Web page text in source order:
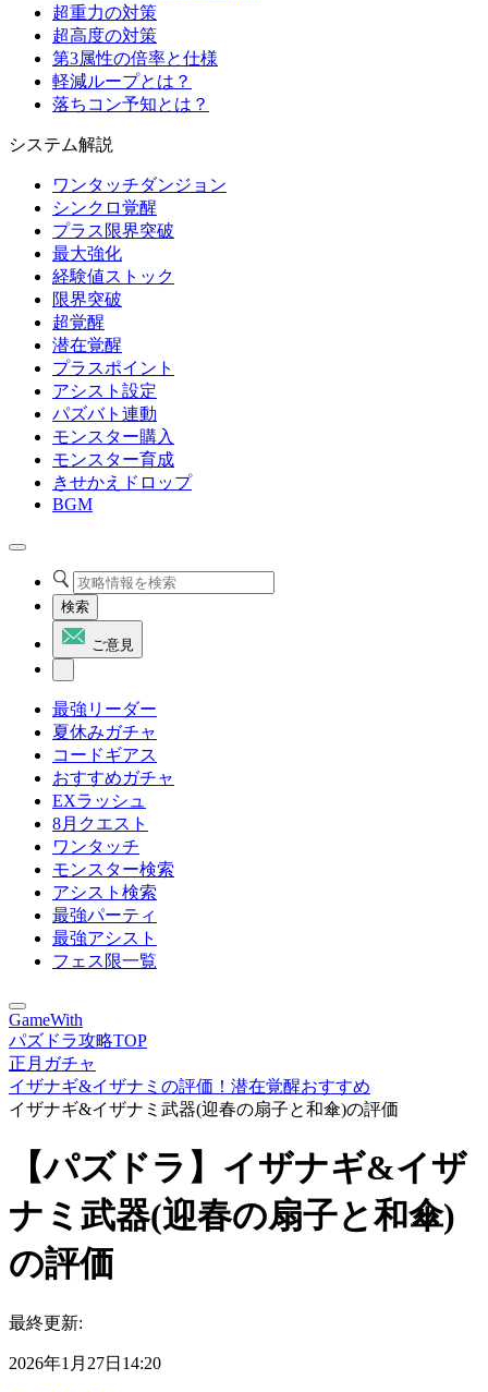
超重力の対策
超高度の対策
第3属性の倍率と仕様
軽減ループとは？
落ちコン予知とは？
システム解説
ワンタッチダンジョン
シンクロ覚醒
プラス限界突破
最大強化
経験値ストック
限界突破
超覚醒
潜在覚醒
プラスポイント
アシスト設定
パズバト連動
モンスター購入
モンスター育成
きせかえドロップ
BGM
検索
ご意見
最強リーダー
夏休みガチャ
コードギアス
おすすめガチャ
EXラッシュ
8月クエスト
ワンタッチ
モンスター検索
アシスト検索
最強パーティ
最強アシスト
フェス限一覧
GameWith
パズドラ攻略TOP
正月ガチャ
イザナギ&イザナミの評価！潜在覚醒おすすめ
イザナギ&イザナミ武器(迎春の扇子と和傘)の評価
【パズドラ】イザナギ&イザ
ナミ武器(迎春の扇子と和傘)
の評価
最終更新:
2026年1月27日14:20